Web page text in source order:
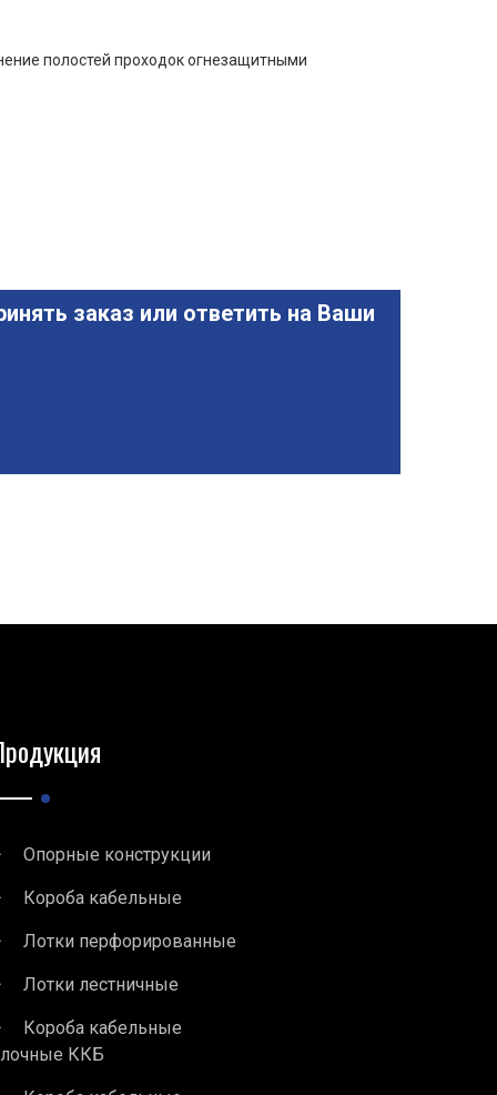
полостей проходок огнезащитными
заказ или ответить на Ваши
Опорные конструкции
Короба кабельные
Лотки перфорированные
Лотки лестничные
Короба кабельные
ККБ